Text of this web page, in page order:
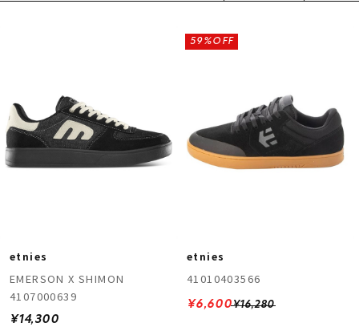
ムラサキスポーツ 公式アプリ
ポイント・クーポンもこのアプリで！
etnies
EMERSON X SHIMON
4107000639
¥14,300
etnies
41010403566
¥16,280
59%OFF
¥6,600